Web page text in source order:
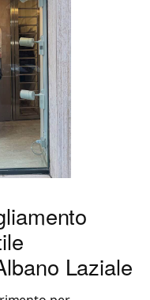
Laziale